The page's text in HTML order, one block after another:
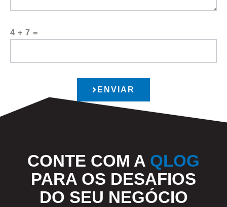
4 + 7 =
ENVIAR
CONTE COM A QLOG
PARA OS DESAFIOS
DO SEU NEGÓCIO